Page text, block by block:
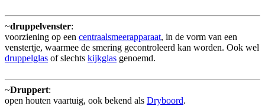
~druppelvenster:
voorziening op een centraalsmeerapparaat, in de vorm van een
venstertje, waarmee de smering gecontroleerd kan worden. Ook wel
druppelglas of slechts kijkglas genoemd.
~Druppert:
open houten vaartuig, ook bekend als Dryboord.